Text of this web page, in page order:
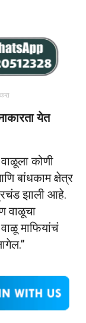
येत
कोणी
बांधकाम क्षेत्र
झाली आहे.
वाळूचा
माफियांचं